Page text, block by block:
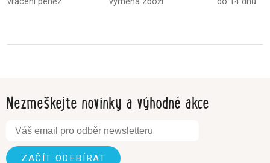
Nezmeškejte novinky a výhodné akce